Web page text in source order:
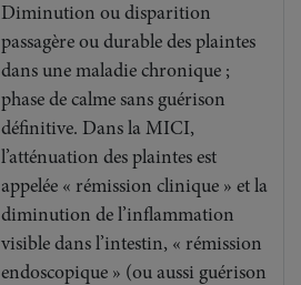
Diminution ou disparition
passagère ou durable des plaintes
dans une maladie chronique ;
phase de calme sans guérison
définitive. Dans la MICI,
l’atténuation des plaintes est
appelée « rémission clinique » et la
diminution de l’inflammation
visible dans l’intestin, « rémission
endoscopique » (ou aussi guérison